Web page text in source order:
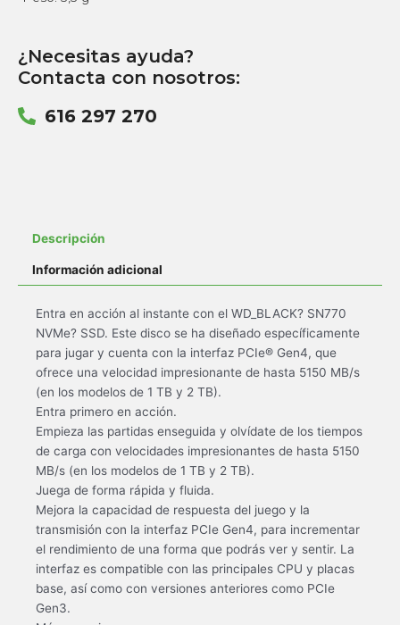
¿Necesitas ayuda?
Contacta con nosotros:
616 297 270
Descripción
Información adicional
Entra en acción al instante con el WD_BLACK? SN770
NVMe? SSD. Este disco se ha diseñado específicamente
para jugar y cuenta con la interfaz PCIe® Gen4, que
ofrece una velocidad impresionante de hasta 5150 MB/s
(en los modelos de 1 TB y 2 TB).
Entra primero en acción.
Empieza las partidas enseguida y olvídate de los tiempos
de carga con velocidades impresionantes de hasta 5150
MB/s (en los modelos de 1 TB y 2 TB).
Juega de forma rápida y fluida.
Mejora la capacidad de respuesta del juego y la
transmisión con la interfaz PCIe Gen4, para incrementar
el rendimiento de una forma que podrás ver y sentir. La
interfaz es compatible con las principales CPU y placas
base, así como con versiones anteriores como PCIe
Gen3.